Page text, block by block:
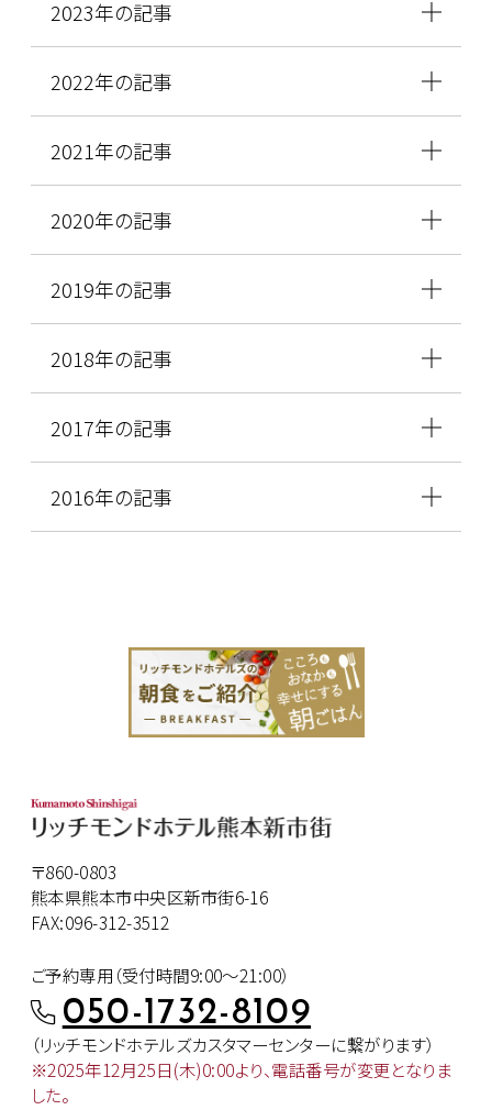
2023年の記事
2022年の記事
2021年の記事
2020年の記事
2019年の記事
2018年の記事
2017年の記事
2016年の記事
〒860-0803
熊本県熊本市中央区新市街6-16
FAX:096-312-3512
ご予約専用（受付時間9:00～21:00）
050-1732-8109
（リッチモンドホテルズカスタマーセンターに繋がります）
※2025年12月25日(木)0:00より、電話番号が変更となりま
した。